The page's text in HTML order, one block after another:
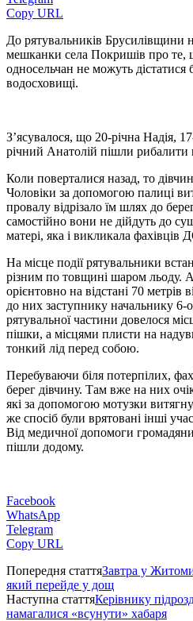
Copy URL
До рятувальників Брусилівщини
мешканки села Покришів про те,
односельчан не можуть дістатися
водосховищі.
З’ясувалося, що 20-річна Надія,
річний Анатолій пішли рибалити
Коли поверталися назад, то
Чоловіки за допомогою палиці
провалу відрізало їм шлях до
самостійно вони не дійдуть до
матері, яка і викликала фахівців
На місце події рятувальники
різним по товщині шаром льоду. А
орієнтовно на відстані 70 метрів
до них заступнику начальнику 6-
рятувальної частини довелося
пішки, а місцями плисти на
тонкий лід перед собою.
Перебуваючи біля потерпілих,
берег дівчину. Там вже на них
які за допомогою мотузки
же спосіб були врятовані інші
Від медичної допомоги
пішли додому.
Facebook
WhatsApp
Telegram
Copy URL
Попередня статтяЗавтра у
який перейде у дощ
Наступна статтяКерівнику
намагалися «всунути» хабаря